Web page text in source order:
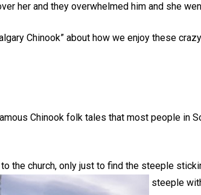
her and they overwhelmed him and she
Chinook” about how we enjoy these
Chinook folk tales that most people in
the church, only just to find the steeple
steeple